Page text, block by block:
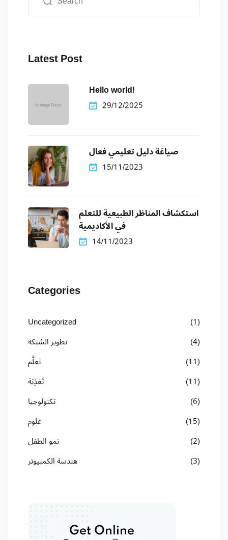
Latest Post
Hello world!
29/12/2025
صياغة دليل تعليمي فعال
15/11/2023
استكشاف المناظر الطبيعية للتعلم
في الأكاديمية
14/11/2023
Categories
Uncategorized
(1)
تطوير الشبكة
(4)
تعلُّم
(11)
تَغذِيَة
(11)
تكنولوجيا
(6)
علوم
(15)
نمو الطفل
(2)
هندسة الكمبيوتر
(3)